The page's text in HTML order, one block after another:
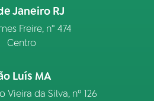
Janeiro RJ
Freire, n° 474
Centro
Luís MA
Vieira da Silva, nº 126